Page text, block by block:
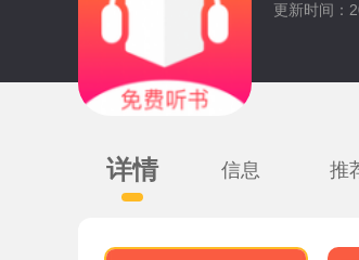
更新时间：
详情 信息 推